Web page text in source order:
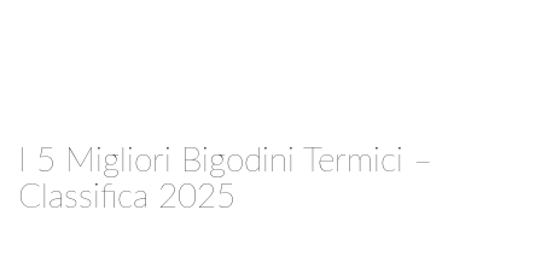
I 5 Migliori Bigodini Termici –
Classifica 2025